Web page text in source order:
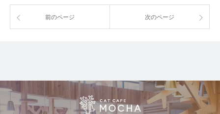
前のページ 次のページ